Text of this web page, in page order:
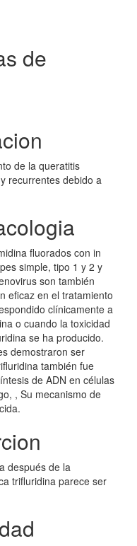
de
de la queratitis
recurrentes debido a
fluorados con in
simple, tipo 1 y 2 y
son también
eficaz en el tratamiento
clínicamente a
o cuando la toxicidad
se ha producido.
demostraron ser
también fue
de ADN en células
, Su mecanismo de
después de la
trifluridina parece ser